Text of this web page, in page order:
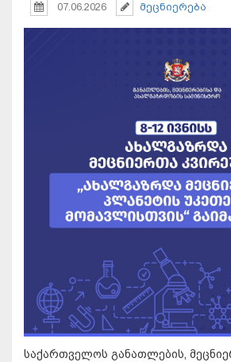
07.06.2026 მეცნიერება
საქართველოს განათლების,